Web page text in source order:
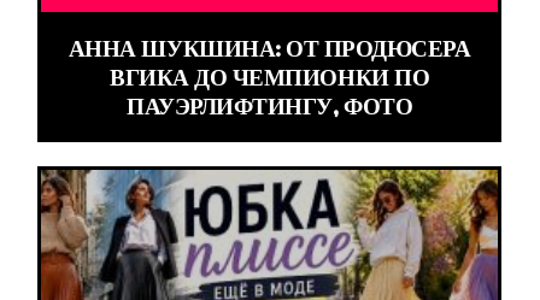
АННА ШУКШИНА: ОТ ПРОДЮСЕРА
ВГИКА ДО ЧЕМПИОНКИ ПО
ПАУЭРЛИФТИНГУ, ФОТО